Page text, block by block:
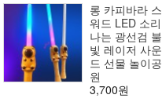
롱 카피바라 스
워드 LED 소리
나는 광선검 불
빛 레이저 사운
드 선물 놀이공
원
3,700원